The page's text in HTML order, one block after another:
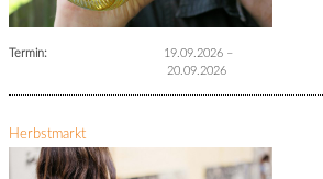
Termin: 19.09.2026 –
20.09.2026
Herbstmarkt